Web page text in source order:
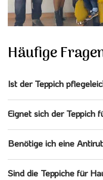
Häufige
Ist der Teppich
Eignet sich der Teppich
Benötige ich eine
Sind die Teppiche für